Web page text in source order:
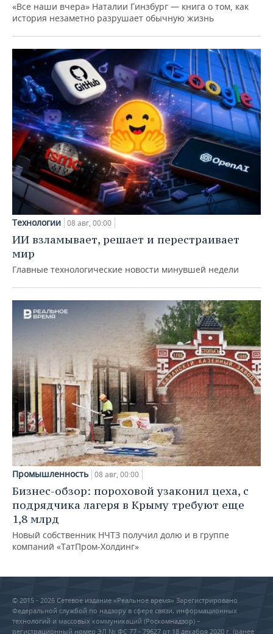
«Все наши вчера» Наталии Гинзбург — книга о том, как
история незаметно разрушает обычную жизнь
Технологии 08 авг, 00:00
ИИ взламывает, решает и перестраивает
мир
Главные технологические новости минувшей недели
Промышленность 08 авг, 00:00
Бизнес-обзор: пороховой узаконил цеха, с
подрядчика лагеря в Крыму требуют еще
1,8 млрд
Новый собственник НЧТЗ получил долю и в группе
компаний «ТатПром-Холдинг»
© 2015 - 2026 Сетевое издание «Реальное время» Зарегистрировано
Федеральной службой по надзору в сфере связи, информационных
технологий и массовых коммуникаций (Роскомнадзор) –
регистрационный номер ЭЛ № ФС 77 - 79627 от 18 декабря 2020 г. (ранее